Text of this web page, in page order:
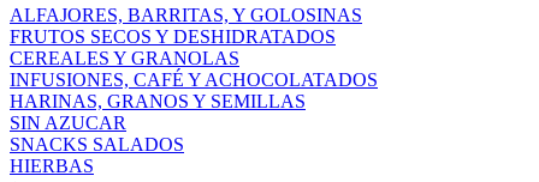
ALFAJORES, BARRITAS, Y GOLOSINAS
FRUTOS SECOS Y DESHIDRATADOS
CEREALES Y GRANOLAS
INFUSIONES, CAFÉ Y ACHOCOLATADOS
HARINAS, GRANOS Y SEMILLAS
SIN AZUCAR
SNACKS SALADOS
HIERBAS